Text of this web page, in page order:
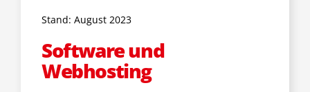
Stand: August 2023
Software und
Webhosting